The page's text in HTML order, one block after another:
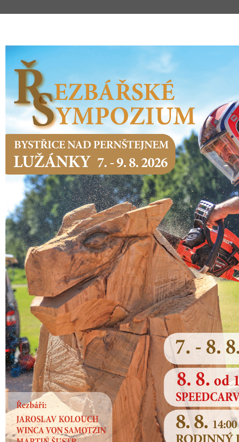
MĚSTSKÝ ÚŘAD PODNIKÁNÍ
a
Domů Město a samospráva Nabídka prodeje a
NABÍDKA PRODEJE A
Plochy pro výstavbu
Nebytové prostory k pronájmu